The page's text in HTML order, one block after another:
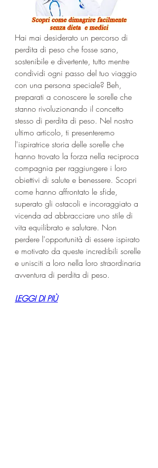
Hai mai desiderato un percorso di
perdita di peso che fosse sano,
sostenibile e divertente, tutto mentre
condividi ogni passo del tuo viaggio
con una persona speciale? Beh,
preparati a conoscere le sorelle che
stanno rivoluzionando il concetto
stesso di perdita di peso. Nel nostro
ultimo articolo, ti presenteremo
l'ispiratrice storia delle sorelle che
hanno trovato la forza nella reciproca
compagnia per raggiungere i loro
obiettivi di salute e benessere. Scopri
come hanno affrontato le sfide,
superato gli ostacoli e incoraggiato a
vicenda ad abbracciare uno stile di
vita equilibrato e salutare. Non
perdere l'opportunità di essere ispirato
e motivato da queste incredibili sorelle
e unisciti a loro nella loro straordinaria
avventura di perdita di peso.
LEGGI DI PIÙ